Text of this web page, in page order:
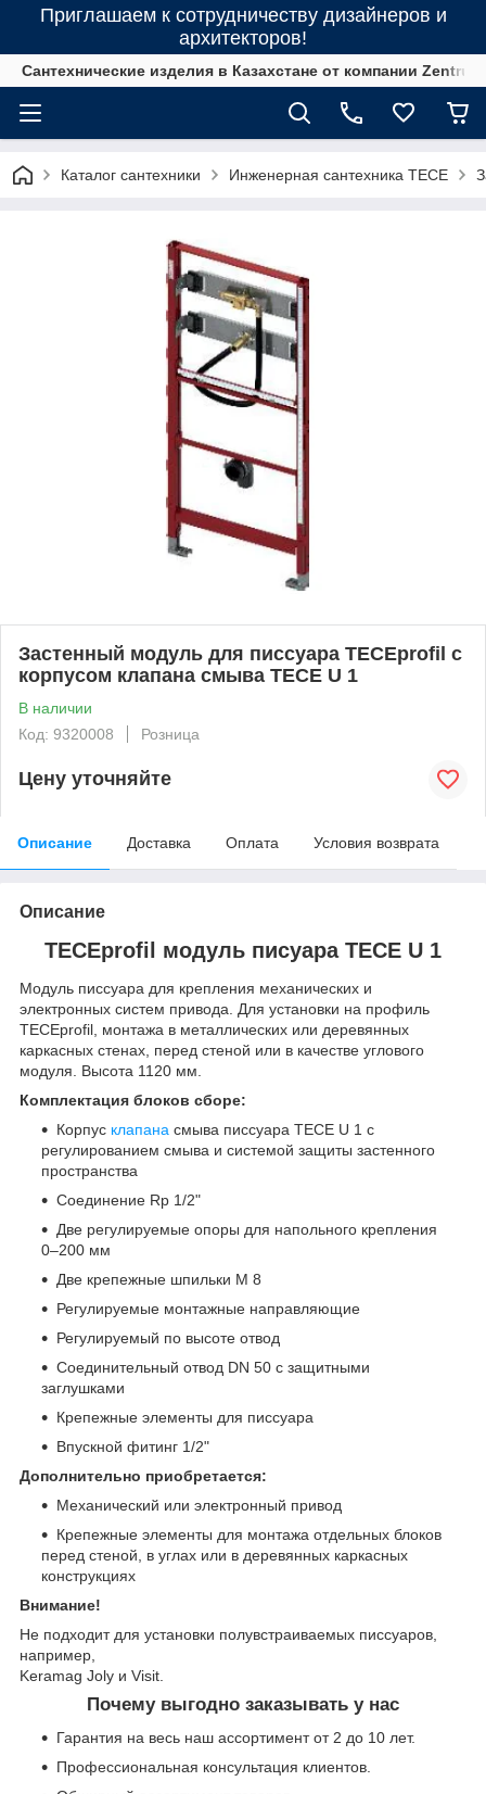
Приглашаем к сотрудничеству дизайнеров и
архитекторов!
Сантехнические изделия в Казахстане от компании Zentrum
Каталог сантехники Инженерная сантехника ТЕСЕ
Застенный модуль для писсуара TECEprofil с
корпусом клапана смыва TECE U 1
В наличии
Код: 9320008
Розница
Цену уточняйте
Описание Доставка Оплата Условия возврата
Описание
TECEprofil модуль писуара TECE U 1
Модуль писсуара для крепления механических и
электронных систем привода. Для установки на профиль
TECEprofil, монтажа в металлических или деревянных
каркасных стенах, перед стеной или в качестве углового
модуля. Высота 1120 мм.
Комплектация блоков сборе:
Корпус клапана смыва писсуара TECE U 1 с
регулированием смыва и системой защиты застенного
пространства
Соединение Rp 1/2"
Две регулируемые опоры для напольного крепления
0–200 мм
Две крепежные шпильки M 8
Регулируемые монтажные направляющие
Регулируемый по высоте отвод
Соединительный отвод DN 50 с защитными
заглушками
Крепежные элементы для писсуара
Впускной фитинг 1/2"
Дополнительно приобретается:
Механический или электронный привод
Крепежные элементы для монтажа отдельных блоков
перед стеной, в углах или в деревянных каркасных
конструкциях
Внимание!
Не подходит для установки полувстраиваемых писсуаров,
например,
Keramag Joly и Visit.
Почему выгодно заказывать у нас
Гарантия на весь наш ассортимент от 2 до 10 лет.
Профессиональная консультация клиентов.